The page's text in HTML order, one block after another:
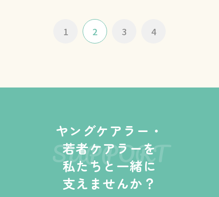
1 2 3 4
ヤングケアラー・
若者ケアラーを
私たちと一緒に
支えませんか？
SUPPORT